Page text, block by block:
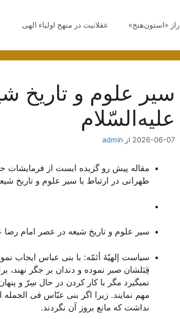
راز «استون‌هنج» عقلانیت در منهج اولیاء الهی
سير علوم‌ و تاريخ‌
عليه‌السّلام
2026-06-07 از admin
مقاله پیش رو گزیده ایست از
طهرانی در ارتباط با سیر علوم و تاریخ
سير علوم‌ و تاريخ‌ شيعه‌ در عصر امام‌ رضا
سياست‌ إلهيّۀ أئمّه‌: با بنی عباس‌ ايجاب‌
قِبَلشان‌ صبر نموده‌ و دندان‌ بر جگر
نمیگيرد مگر با کار کردن‌ در حال‌ سِرّ و
مهم‌ نمايند. زيرا اگر بنی عبّاس‌ فی الجمله‌
نداشت‌ که‌ مانع‌ بروز آن‌ نگردند.